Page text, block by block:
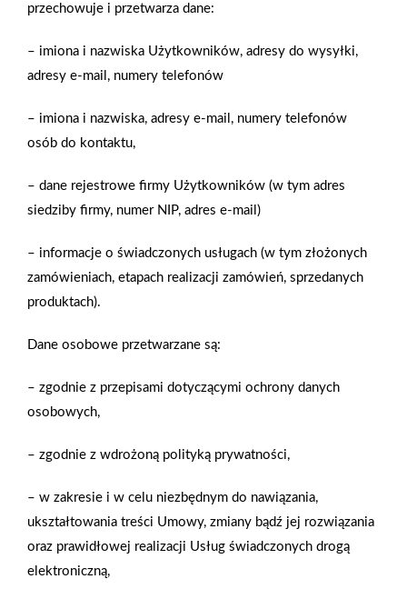
www.facebook.com/mrowka.tarnobrzeg
www.youtube.com/channel/UC6WuOsXgKfPO8Csrf0VpI1g
…………………………………………………………
📍 ul. Sikorskiego 86, 39-400 Tarnobrzeg
⎯⎯⎯⎯⎯⎯⎯⎯⎯⎯⎯⎯⎯⎯⎯⎯⎯⎯⎯⎯⎯⎯
#tarnobrzeg #sandomierz #sklep #majsterkowanie #mrówka
#psbmrówka #gazetka #remont #farba #malowanie #ogrzewanie
#materac #choinka #dekoracje
przechowuje i przetwarza dane:
– imiona i nazwiska Użytkowników, adresy do wysyłki,
adresy e-mail, numery telefonów
– imiona i nazwiska, adresy e-mail, numery telefonów
osób do kontaktu,
– dane rejestrowe firmy Użytkowników (w tym adres
siedziby firmy, numer NIP, adres e-mail)
– informacje o świadczonych usługach (w tym złożonych
zamówieniach, etapach realizacji zamówień, sprzedanych
produktach).
Dane osobowe przetwarzane są:
– zgodnie z przepisami dotyczącymi ochrony danych
osobowych,
– zgodnie z wdrożoną polityką prywatności,
– w zakresie i w celu niezbędnym do nawiązania,
ukształtowania treści Umowy, zmiany bądź jej rozwiązania
oraz prawidłowej realizacji Usług świadczonych drogą
elektroniczną,